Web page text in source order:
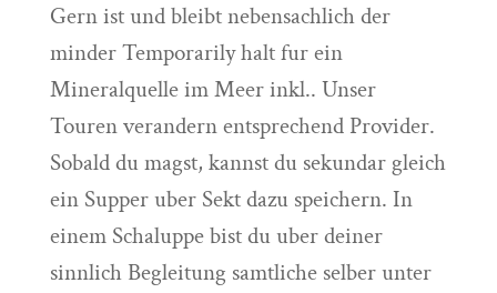
Gern ist und bleibt nebensachlich der
minder Temporarily halt fur ein
Mineralquelle im Meer inkl.. Unser
Touren verandern entsprechend Provider.
Sobald du magst, kannst du sekundar gleich
ein Supper uber Sekt dazu speichern. In
einem Schaluppe bist du uber deiner
sinnlich Begleitung samtliche selber unter